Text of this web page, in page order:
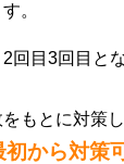
。
回目3回目と
もとに対策
初から対策